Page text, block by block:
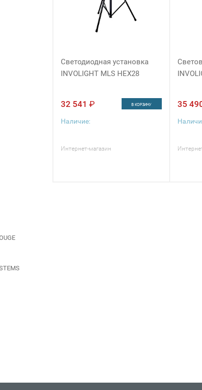
Светодиодная установка
INVOLIGHT MLS HEX28
32 541 ₽ В КОРЗИНУ
Наличие:
Интернет-магазин
35